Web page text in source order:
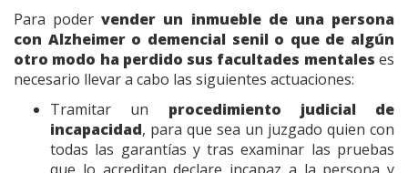
Para podervender un inmueble de una persona
con Alzheimer o demencial senil o que de algún
otro modo ha perdido sus facultades mentales es
necesario llevar a cabo las siguientes actuaciones:
Tramitar un procedimiento judicial de
incapacidad, para que sea un juzgado quien con
todas las garantías y tras examinar las pruebas